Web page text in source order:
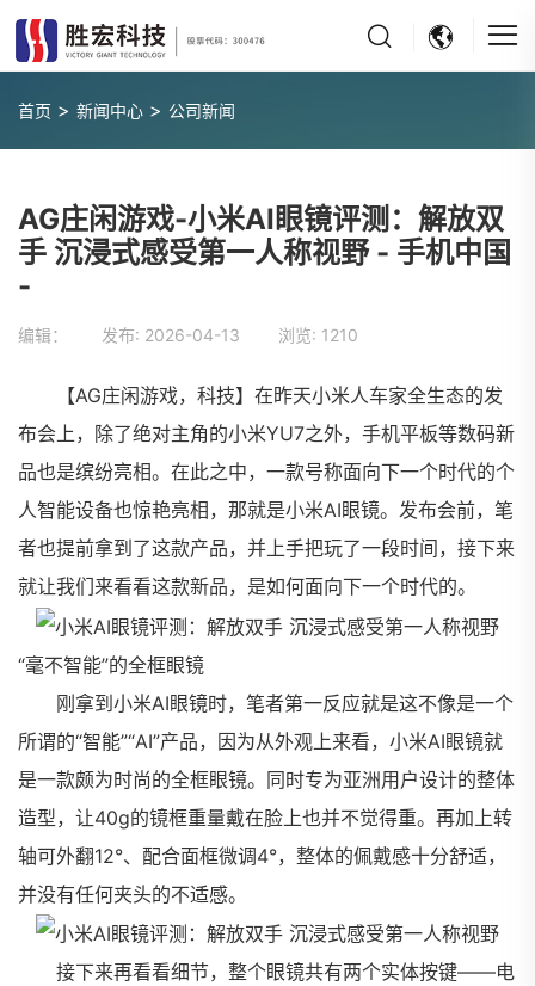
首页 > 新闻中心 > 公司新闻
AG庄闲游戏-小米AI眼镜评测：解放双
手 沉浸式感受第一人称视野 - 手机中国
-
编辑： 发布: 2026-04-13 浏览: 1210
【AG庄闲游戏，科技】在昨天小米人车家全生态的发
布会上，除了绝对主角的小米YU7之外，手机平板等数码新
品也是缤纷亮相。在此之中，一款号称面向下一个时代的个
人智能设备也惊艳亮相，那就是小米AI眼镜。发布会前，笔
者也提前拿到了这款产品，并上手把玩了一段时间，接下来
就让我们来看看这款新品，是如何面向下一个时代的。
“毫不智能”的全框眼镜
刚拿到小米AI眼镜时，笔者第一反应就是这不像是一个
所谓的“智能”“AI”产品，因为从外观上来看，小米AI眼镜就
是一款颇为时尚的全框眼镜。同时专为亚洲用户设计的整体
造型，让40g的镜框重量戴在脸上也并不觉得重。再加上转
轴可外翻12°、配合面框微调4°，整体的佩戴感十分舒适，
并没有任何夹头的不适感。
接下来再看看细节，整个眼镜共有两个实体按键——电